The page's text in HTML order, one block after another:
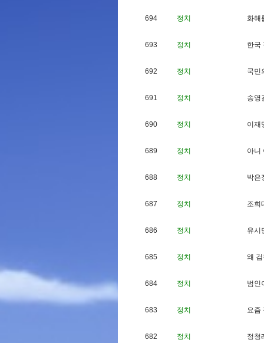
694 정치 화해
693 정치 한국
692 정치 국민
691 정치 송영
690 정치 이 재
689 정치 아니
688 정치 박은
687 정치 조희
686 정치 유시
685 정치 왜 검
684 정치 범 인
683 정치 요즘
682 정치 정청